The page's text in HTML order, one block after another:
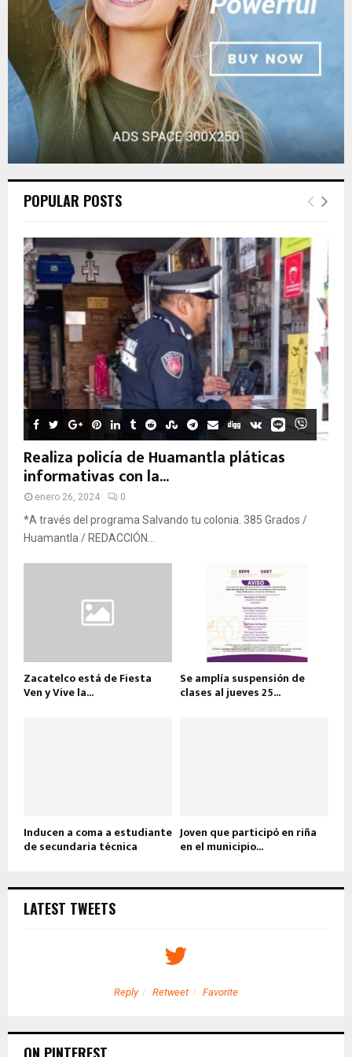
POPULAR POSTS
Realiza policía de Huamantla pláticas
informativas con la...
enero 26, 2024 0
*A través del programa Salvando tu colonia. 385 Grados /
Huamantla / REDACCIÓN...
Zacatelco está de Fiesta
Ven y Vive la...
Se amplía suspensión de
clases al jueves 25...
Inducen a coma a estudiante
de secundaria técnica
Joven que participó en riña
en el municipio...
LATEST TWEETS
Reply Retweet Favorite